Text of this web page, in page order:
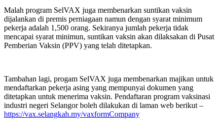
Malah program SelVAX juga membenarkan suntikan vaksin
dijalankan di premis perniagaan namun dengan syarat minimum
pekerja adalah 1,500 orang. Sekiranya jumlah pekerja tidak
mencapai syarat minimun, suntikan vaksin akan dilaksakan di Pusat
Pemberian Vaksin (PPV) yang telah ditetapkan.
Tambahan lagi, progam SelVAX juga membenarkan majikan untuk
mendaftarkan pekerja asing yang mempunyai dokumen yang
ditetapkan untuk menerima vaksin. Pendaftaran program vaksinasi
industri negeri Selangor boleh dilakukan di laman web berikut –
https://vax.selangkah.my/vaxformCompany